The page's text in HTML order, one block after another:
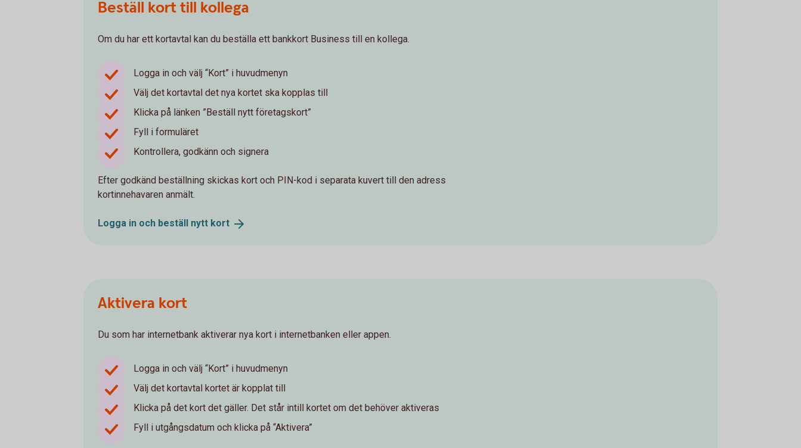
Beställ kort till kollega
Om du har ett kortavtal kan du beställa ett bankkort Business till en kollega.
Logga in och välj “Kort” i huvudmenyn
Välj det kortavtal det nya kortet ska kopplas till
Klicka på länken ”Beställ nytt företagskort”
Fyll i formuläret
Kontrollera, godkänn och signera
Efter godkänd beställning skickas kort och PIN-kod i separata kuvert till den adress
kortinnehavaren anmält.
Logga in och beställ nytt kort
Aktivera kort
Du som har internetbank aktiverar nya kort i internetbanken eller appen.
Logga in och välj “Kort” i huvudmenyn
Välj det kortavtal kortet är kopplat till
Klicka på det kort det gäller. Det står intill kortet om det behöver aktiveras
Fyll i utgångsdatum och klicka på “Aktivera”